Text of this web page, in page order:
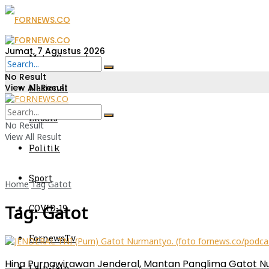
Metro Sumsel
Nasional
Ekobis
Politik
Sport
COVID-19
FornewsTv
Jumat, 7 Agustus 2026
No Result
View All Result
No Result
View All Result
Home Tag Gatot
Tag:Gatot
Hina Purnawirawan Jenderal, Mantan Panglima Gatot